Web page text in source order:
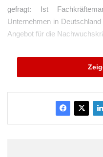
gefragt: Ist
Unternehmen in
Angebot für die